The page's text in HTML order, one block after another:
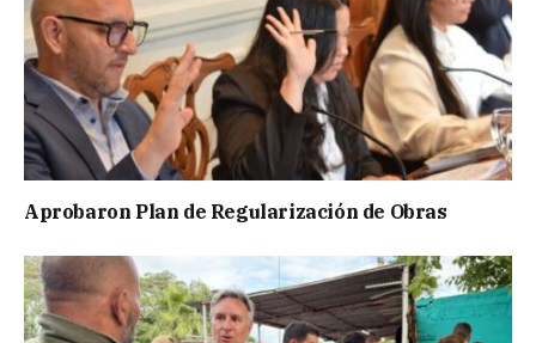
Aprobaron Plan de Regularización de Obras